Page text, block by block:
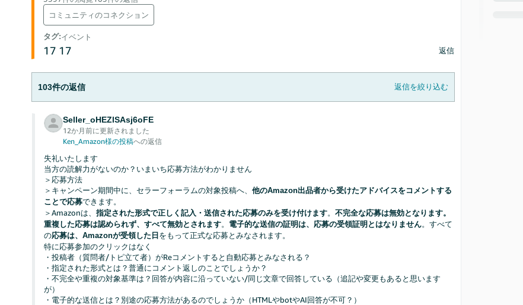
コミュニティのコネクション
タグ:イベント
17 17 返信
103件の返信 返信を絞り込む
Seller_oHEZlSAsj6oFE
12か月前に更新されました
Ken_Amazon様の投稿への返信
失礼いたします
当方の読解力がないのか？いまいち応募方法がわかりません
＞応募方法
＞キャンペーン期間中に、セラーフォーラムの対象投稿へ、他のAmazon出品者から受けたアドバイスをコメントする
ことで応募できます。
＞Amazonは、指定された形式で正しく記入・送信された応募のみを受け付けます。不完全な応募は無効となります。
重複した応募は認められず、すべて無効とされます。 電子的な送信の証明は、応募の受領証明とはなりません。すべて
の応募は、Amazonが受領した日 をもって正式な応募とみなされます。
特に応募参加のクリックはなく
・投稿者（質問者/トピ立て者）がReコメントすると自動応募とみなされる？
・指定された形式とは？普通にコメント返しのことでしょうか？
・不完全や重複の対象基準は？回答が内容に沿っていない/同じ文章で回答している（追記や変更もあると思います
が）
・電子的な送信とは？別途の応募方法があるのでしょうか（HTMLやbotやAI回答が不可？）